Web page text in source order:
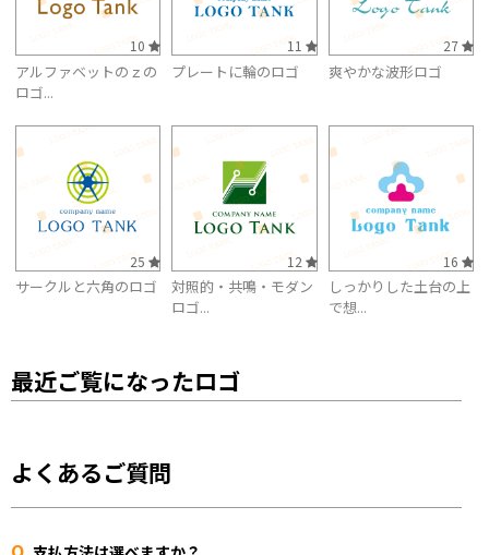
10
アルファベットのｚの
ロゴ...
11
プレートに輪のロゴ
27
爽やかな波形ロゴ
25
サークルと六角のロゴ
12
対照的・共鳴・モダン
ロゴ...
16
しっかりした土台の上
で想...
最近ご覧になったロゴ
よくあるご質問